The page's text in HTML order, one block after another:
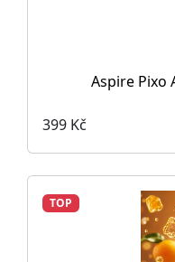
Aspire Pixo
399 Kč
TOP